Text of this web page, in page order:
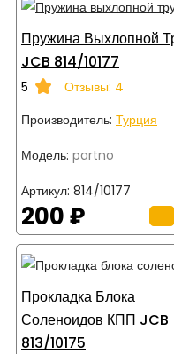
Пружина Выхлопной
JCB 814/10177
5
Отзывы: 4
Производитель: Турция
Модель: partno
Артикул: 814/10177
200 ₽
Прокладка Блока
Соленоидов КПП JCB
813/10175